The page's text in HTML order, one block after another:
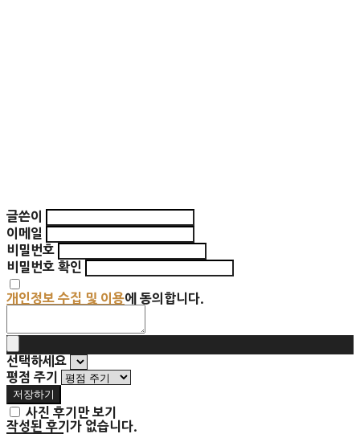
글쓴이
이메일
비밀번호
비밀번호 확인
개인정보 수집 및 이용에 동의합니다.
선택하세요
평점 주기
저장하기
사진 후기만 보기
작성된 후기가 없습니다.